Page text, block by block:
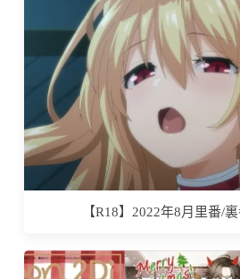
【R18】2022年8月里番/